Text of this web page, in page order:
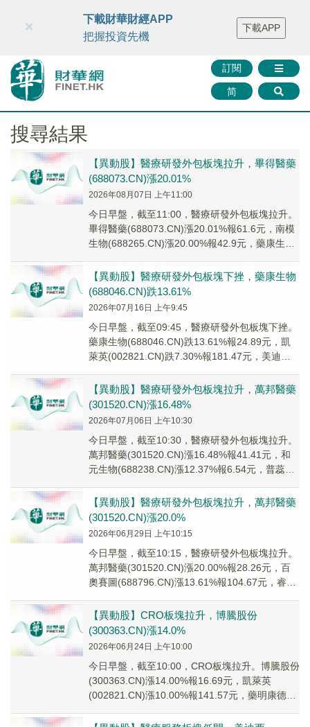
財華智庫網 FINTV FINMETA 財華證券 媒體矩陣
智庫沙龍
聯絡我們
訂閱
简
×
下載財華財經APP
把握投資先機
下載APP
搜尋結果
【異動股】醫療研發外包板塊拉升，畢得醫藥
(688073.CN)漲20.01%
2026年08月07日 上午11:00
今日早盤，截至11:00，醫療研發外包板塊拉升。
畢得醫藥(688073.CN)漲20.01%報61.6元，南模
生物(688265.CN)漲20.00%報42.9元，藥康生物
【異動股】醫療研發外包板塊下挫，藥康生物
(688046.CN)跌13.61%
2026年07月16日 上午9:45
今日早盤，截至09:45，醫療研發外包板塊下挫。
藥康生物(688046.CN)跌13.61%報24.89元，凱
萊英(002821.CN)跌7.30%報181.47元，美迪西
【異動股】醫療研發外包板塊拉升，萬邦醫藥
(301520.CN)漲16.48%
2026年07月06日 上午10:30
今日早盤，截至10:30，醫療研發外包板塊拉升。
萬邦醫藥(301520.CN)漲16.48%報41.41元，和
元生物(688238.CN)漲12.37%報6.54元，普蕊斯
【異動股】醫療研發外包板塊拉升，萬邦醫藥
(301520.CN)漲20.0%
2026年06月29日 上午10:15
今日早盤，截至10:15，醫療研發外包板塊拉升。
萬邦醫藥(301520.CN)漲20.00%報28.26元，百
奧賽圖(688796.CN)漲13.61%報104.67元，睿智
【異動股】CRO板塊拉升，博騰股份
(300363.CN)漲14.0%
2026年06月24日 上午10:00
今日早盤，截至10:00，CRO板塊拉升。博騰股份
(300363.CN)漲14.00%報16.69元，凱萊英
(002821.CN)漲10.00%報141.57元，藥明康德